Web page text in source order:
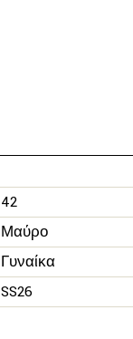
42
Μαύρο
Γυναίκα
SS26